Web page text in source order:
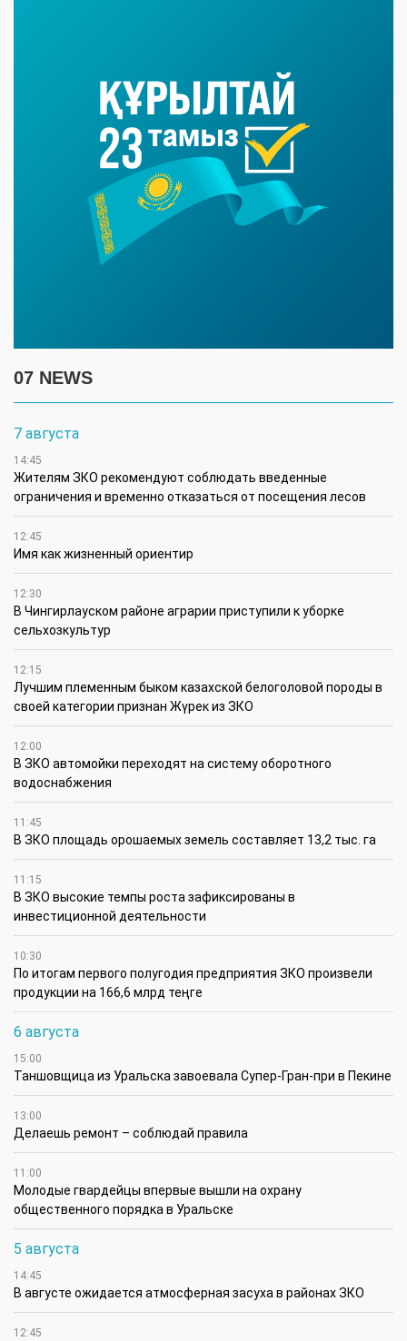
07 NEWS
7 августа
14:45
Жителям ЗКО рекомендуют соблюдать введенные
ограничения и временно отказаться от посещения лесов
12:45
Имя как жизненный ориентир
12:30
В Чингирлауском районе аграрии приступили к уборке
сельхозкультур
12:15
Лучшим племенным быком казахской белоголовой породы в
своей категории признан Жүрек из ЗКО
12:00
В ЗКО автомойки переходят на систему оборотного
водоснабжения
11:45
В ЗКО площадь орошаемых земель составляет 13,2 тыс. га
11:15
В ЗКО высокие темпы роста зафиксированы в
инвестиционной деятельности
10:30
По итогам первого полугодия предприятия ЗКО произвели
продукции на 166,6 млрд теңге
6 августа
15:00
Таншовщица из Уральска завоевала Супер-Гран-при в Пекине
13:00
Делаешь ремонт – соблюдай правила
11:00
Молодые гвардейцы впервые вышли на охрану
общественного порядка в Уральске
5 августа
14:45
В августе ожидается атмосферная засуха в районах ЗКО
12:45